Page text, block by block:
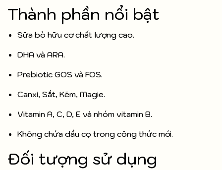
Thành phần nổi bật
Sữa bò hữu cơ chất lượng cao.
DHA và ARA.
Prebiotic GOS và FOS.
Canxi, Sắt, Kẽm, Magie.
Vitamin A, C, D, E và nhóm vitamin B.
Không chứa dầu cọ trong công thức mới.
Đối tượng sử dụng